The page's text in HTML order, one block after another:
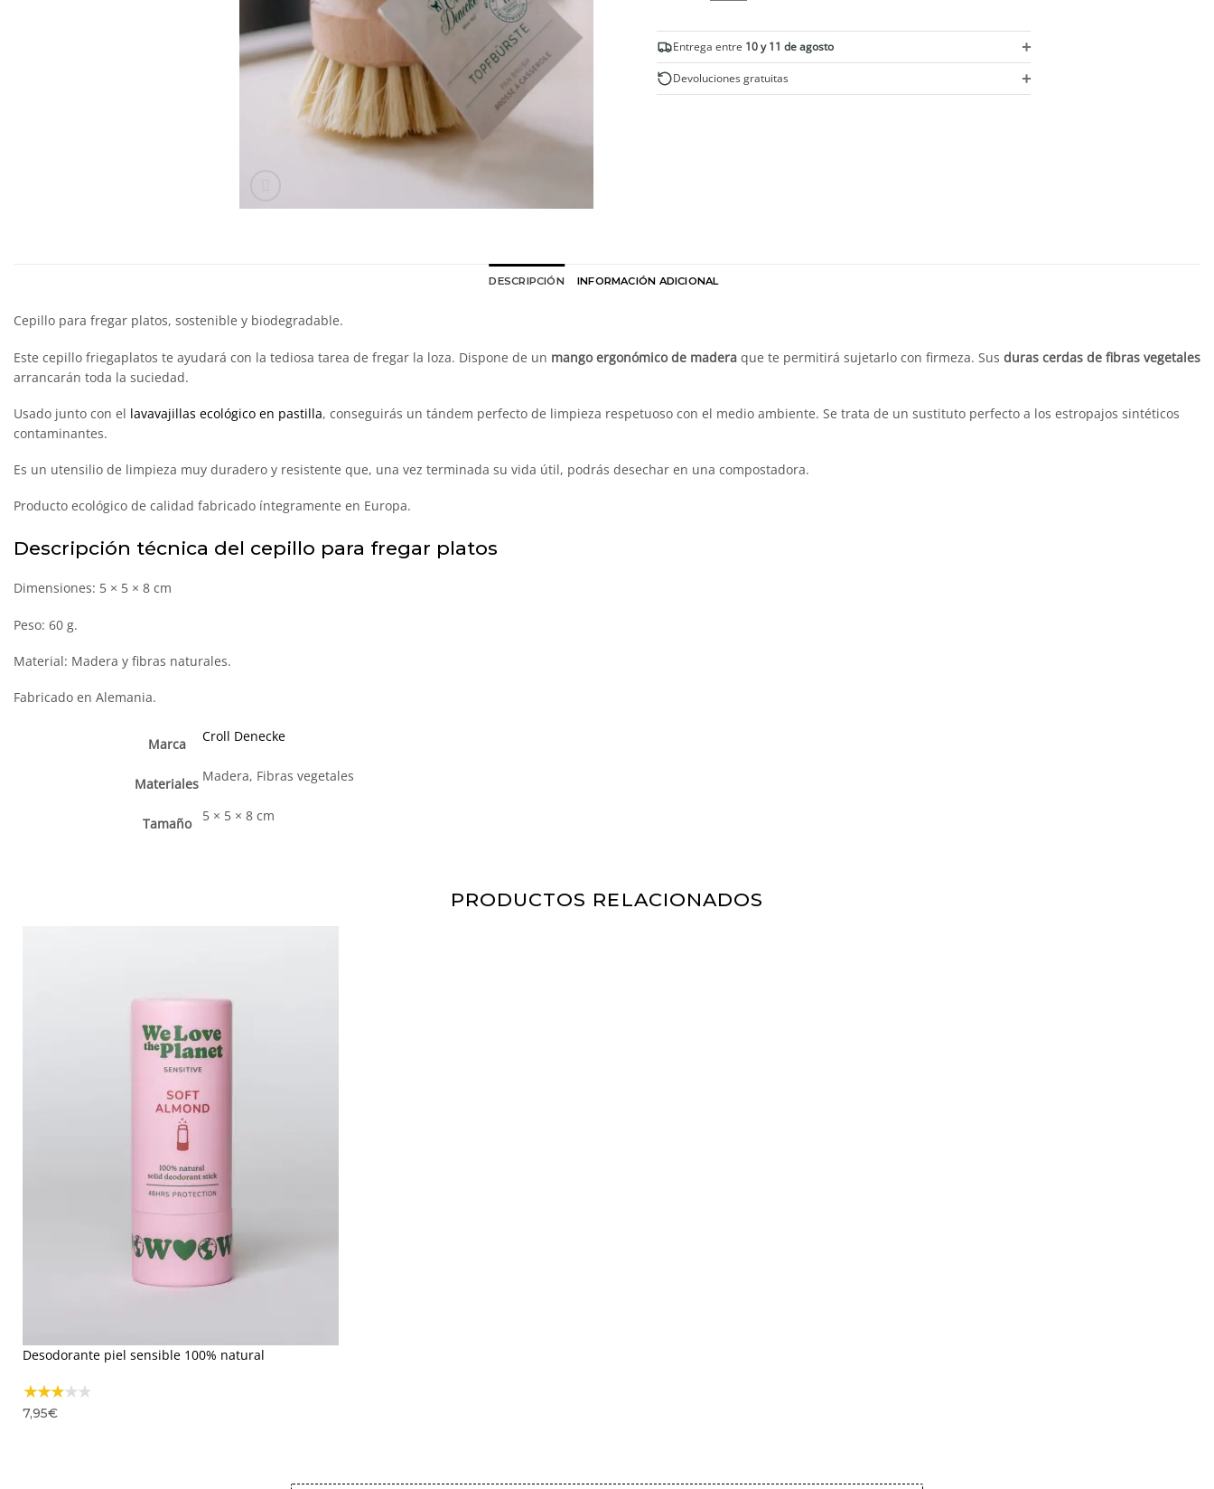
para
fregar
platos
cantidad
Entrega entre 10 y 11 de agosto +
Devoluciones gratuitas +
DESCRIPCIÓN INFORMACIÓN ADICIONAL
Cepillo para fregar platos, sostenible y biodegradable.
Este cepillo friegaplatos te ayudará con la tediosa tarea de fregar la loza. Dispone de un mango ergonómico de madera que te permitirá sujetarlo con firmeza. Sus duras cerdas de fibras vegetales
arrancarán toda la suciedad.
Usado junto con el lavavajillas ecológico en pastilla, conseguirás un tándem perfecto de limpieza respetuoso con el medio ambiente. Se trata de un sustituto perfecto a los estropajos sintéticos
contaminantes.
Es un utensilio de limpieza muy duradero y resistente que, una vez terminada su vida útil, podrás desechar en una compostadora.
Producto ecológico de calidad fabricado íntegramente en Europa.
Descripción técnica del cepillo para fregar platos
Dimensiones: 5 × 5 × 8 cm
Peso: 60 g.
Material: Madera y fibras naturales.
Fabricado en Alemania.
Marca Croll Denecke
Materiales Madera, Fibras vegetales
Tamaño 5 × 5 × 8 cm
PRODUCTOS RELACIONADOS
Desodorante piel sensible 100% natural
7,95€